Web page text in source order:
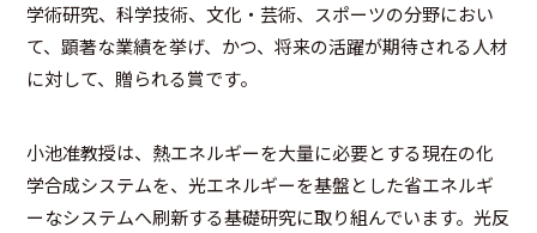
学術研究、科学技術、文化・芸術、スポーツの分野におい
て、顕著な業績を挙げ、かつ、将来の活躍が期待される人材
に対して、贈られる賞です。
小池准教授は、熱エネルギーを大量に必要とする現在の化
学合成システムを、光エネルギーを基盤とした省エネルギ
ーなシステムへ刷新する基礎研究に取り組んでいます。光反